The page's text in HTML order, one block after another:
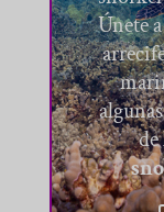
Únete